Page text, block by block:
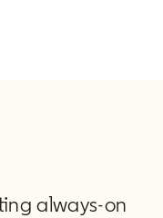
always-on